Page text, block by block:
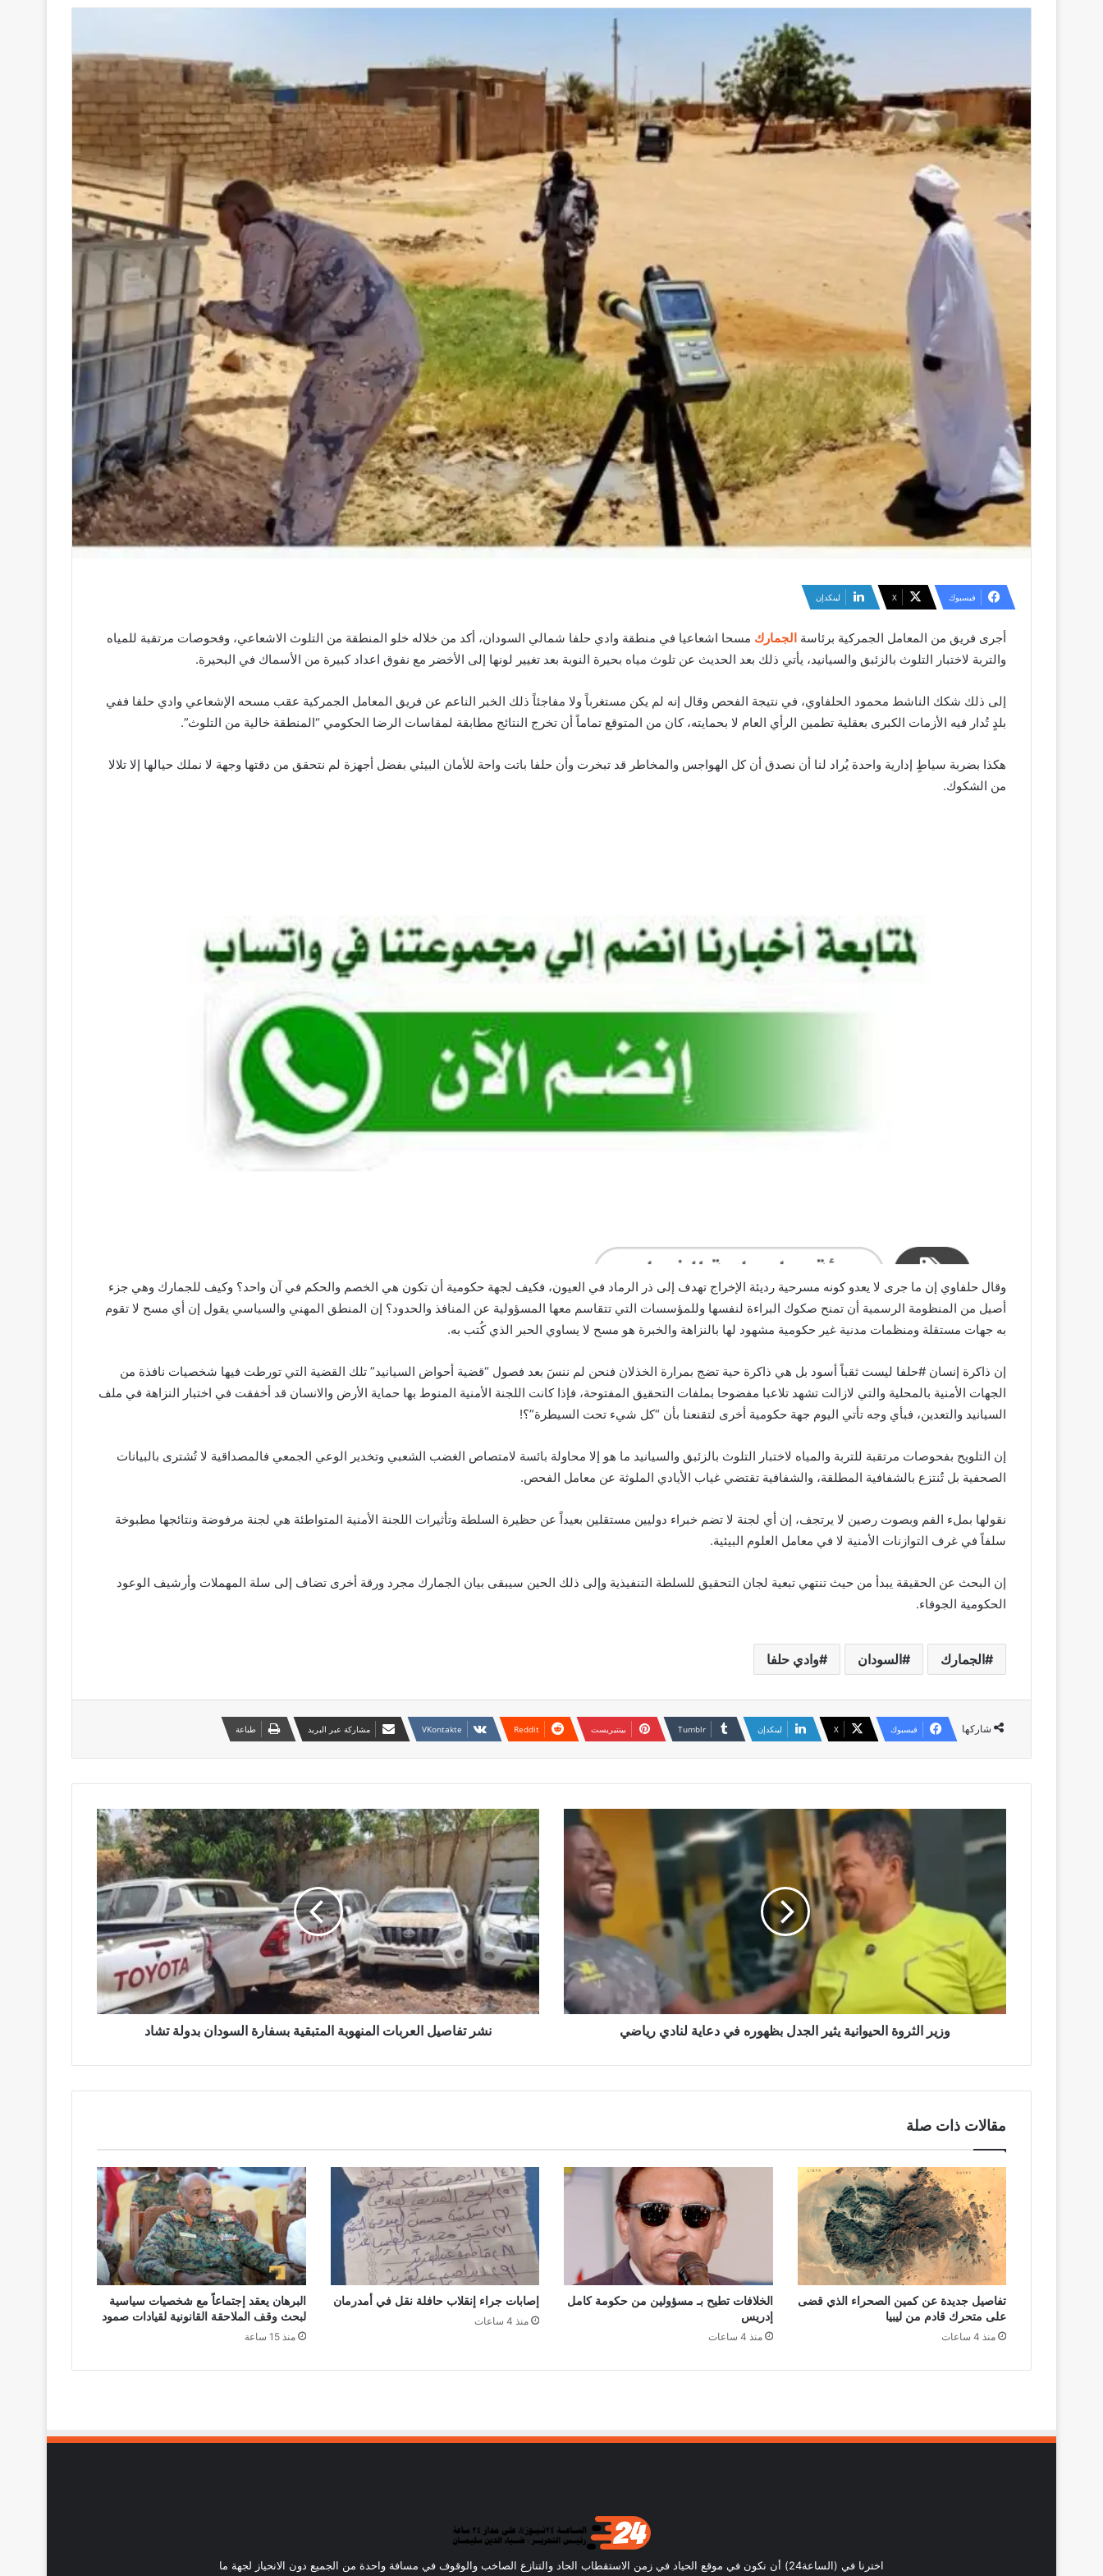
فيسبوك ‫X لينكدإن
أجرى فريق من المعامل الجمركية برئاسة الجمارك مسحا اشعاعيا في منطقة وادي حلفا شمالي السودان، أكد من خلاله خلو المنطقة من التلوث الاشعاعي، وفحوصات مرتقبة للمياه
والتربة لاختبار التلوث بالزئبق والسيانيد، يأتي ذلك بعد الحديث عن تلوث مياه بحيرة النوبة بعد تغيير لونها إلى الأخضر مع نفوق اعداد كبيرة من الأسماك في البحيرة.
إلى ذلك شكك الناشط محمود الحلفاوي، في نتيجة الفحص وقال إنه لم يكن مستغرباً ولا مفاجئاً ذلك الخبر الناعم عن فريق المعامل الجمركية عقب مسحه الإشعاعي وادي حلفا ففي
بلدٍ تُدار فيه الأزمات الكبرى بعقلية تطمين الرأي العام لا بحمايته، كان من المتوقع تماماً أن تخرج النتائج مطابقة لمقاسات الرضا الحكومي “المنطقة خالية من التلوث”.
هكذا بضربة سياطٍ إدارية واحدة يُراد لنا أن نصدق أن كل الهواجس والمخاطر قد تبخرت وأن حلفا باتت واحة للأمان البيئي بفضل أجهزة لم نتحقق من دقتها وجهة لا نملك حيالها إلا تلالا
من الشكوك.
وقال حلفاوي إن ما جرى لا يعدو كونه مسرحية رديئة الإخراج تهدف إلى ذر الرماد في العيون، فكيف لجهة حكومية أن تكون هي الخصم والحكم في آن واحد؟ وكيف للجمارك وهي جزء
أصيل من المنظومة الرسمية أن تمنح صكوك البراءة لنفسها وللمؤسسات التي تتقاسم معها المسؤولية عن المنافذ والحدود؟ إن المنطق المهني والسياسي يقول إن أي مسح لا تقوم
به جهات مستقلة ومنظمات مدنية غير حكومية مشهود لها بالنزاهة والخبرة هو مسح لا يساوي الحبر الذي كُتب به.
إن ذاكرة إنسان #حلفا ليست ثقباً أسود بل هي ذاكرة حية تضج بمرارة الخذلان فنحن لم ننسَ بعد فصول “قضية أحواض السيانيد” تلك القضية التي تورطت فيها شخصيات نافذة من
الجهات الأمنية بالمحلية والتي لازالت تشهد تلاعبا مفضوحا بملفات التحقيق المفتوحة، فإذا كانت اللجنة الأمنية المنوط بها حماية الأرض والانسان قد أخفقت في اختبار النزاهة في ملف
السيانيد والتعدين، فبأي وجه تأتي اليوم جهة حكومية أخرى لتقنعنا بأن “كل شيء تحت السيطرة”؟!
إن التلويح بفحوصات مرتقبة للتربة والمياه لاختبار التلوث بالزئبق والسيانيد ما هو إلا محاولة بائسة لامتصاص الغضب الشعبي وتخدير الوعي الجمعي فالمصداقية لا تُشترى بالبيانات
الصحفية بل تُنتزع بالشفافية المطلقة، والشفافية تقتضي غياب الأيادي الملوثة عن معامل الفحص.
نقولها بملء الفم وبصوت رصين لا يرتجف، إن أي لجنة لا تضم خبراء دوليين مستقلين بعيداً عن حظيرة السلطة وتأثيرات اللجنة الأمنية المتواطئة هي لجنة مرفوضة ونتائجها مطبوخة
سلفاً في غرف التوازنات الأمنية لا في معامل العلوم البيئية.
إن البحث عن الحقيقة يبدأ من حيث تنتهي تبعية لجان التحقيق للسلطة التنفيذية وإلى ذلك الحين سيبقى بيان الجمارك مجرد ورقة أخرى تضاف إلى سلة المهملات وأرشيف الوعود
الحكومية الجوفاء.
الجمارك السودان وادي حلفا
شاركها فيسبوك ‫X لينكدإن بينتيريست مشاركة عبر البريد طباعة
الثروة
الحيوانية
في
دعاية
لنادي
رياضي
وزير الثروة الحيوانية يثير الجدل بظهوره في دعاية لنادي رياضي
نشر
تفاصيل
المنهوبة
المتبقية
بسفارة
السودان
بدولة
تشاد
نشر تفاصيل العربات المنهوبة المتبقية بسفارة السودان بدولة تشاد
مقالات ذات صلة
تفاصيل جديدة عن كمين الصحراء الذي قضى
على متحرك قادم من ليبيا
منذ 4 ساعات
الخلافات تطيح بـ مسؤولين من حكومة كامل
إدريس
منذ 4 ساعات
إصابات جراء إنقلاب حافلة نقل في أمدرمان
منذ 4 ساعات
البرهان يعقد إجتماعاً مع شخصيات سياسية
لبحث وقف الملاحقة القانونية لقيادات صمود
منذ 15 ساعة
اخترنا في (الساعة24) أن نكون في موقع الحياد في زمن الاستقطاب الحاد والتنازع الصاخب والوقوف في مسافة واحدة من الجميع دون الانحياز لجهة ما